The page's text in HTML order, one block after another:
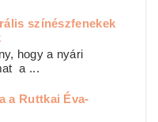
színészfenekek
hogy a nyári
a ...
a Ruttkai Éva-